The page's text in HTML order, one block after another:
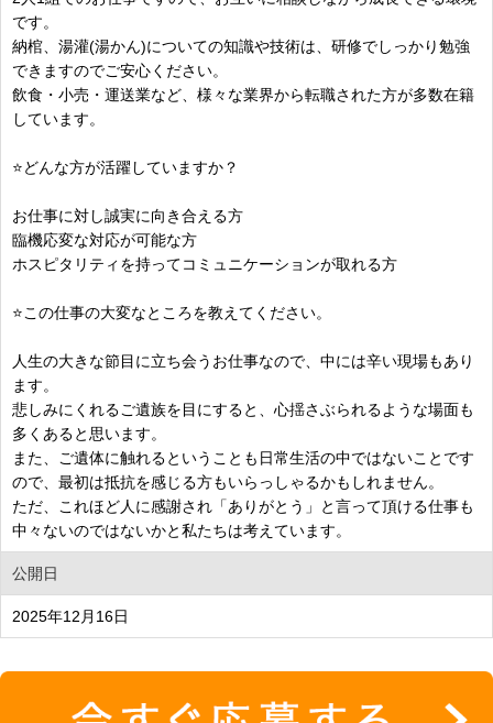
です。
納棺、湯灌(湯かん)についての知識や技術は、研修でしっかり勉強
できますのでご安心ください。
飲食・小売・運送業など、様々な業界から転職された方が多数在籍
しています。
⭐どんな方が活躍していますか？
お仕事に対し誠実に向き合える方
臨機応変な対応が可能な方
ホスピタリティを持ってコミュニケーションが取れる方
⭐この仕事の大変なところを教えてください。
人生の大きな節目に立ち会うお仕事なので、中には辛い現場もあり
ます。
悲しみにくれるご遺族を目にすると、心揺さぶられるような場面も
多くあると思います。
また、ご遺体に触れるということも日常生活の中ではないことです
ので、最初は抵抗を感じる方もいらっしゃるかもしれません。
ただ、これほど人に感謝され「ありがとう」と言って頂ける仕事も
中々ないのではないかと私たちは考えています。
公開日
2025年12月16日